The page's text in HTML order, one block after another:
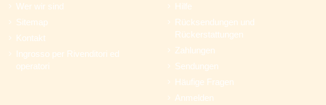
Wer wir sind
Sitemap
Kontakt
Ingrosso per Rivenditori ed
operatori
Hilfe
Rücksendungen und
Rückerstattungen
Zahlungen
Sendungen
Häufige Fragen
Anmelden